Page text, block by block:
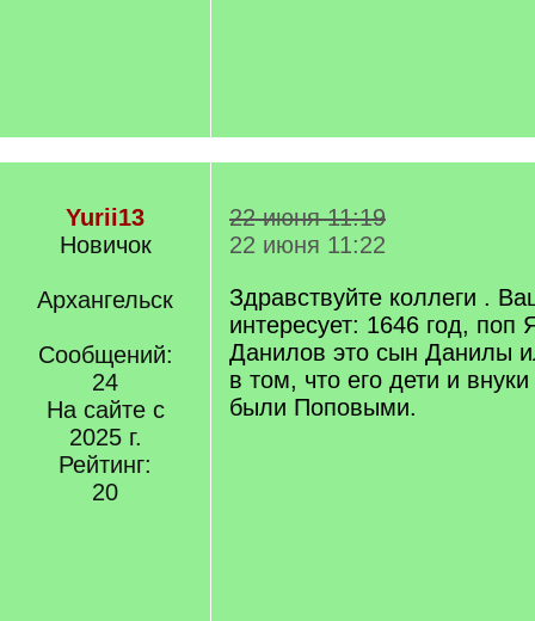
Yurii13
Новичок
Архангельск
Сообщений:
24
На сайте с
2025 г.
Рейтинг:
20
22 июня 11:19
22 июня 11:22
Здравствуйте коллеги .
интересует: 1646 год, поп
Данилов это сын Данилы
в том, что его дети и
были Поповыми.